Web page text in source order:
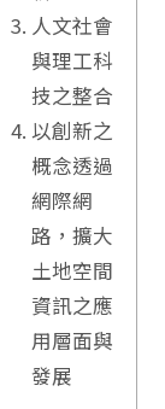
人文社會
與理工科
技之整合
以創新之
概念透過
網際網
路，擴大
土地空間
資訊之應
用層面與
發展